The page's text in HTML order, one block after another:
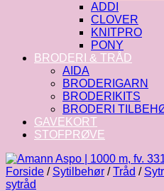
ADDI
CLOVER
KNITPRO
PONY
BRODERI & TRÅD
AIDA
BRODERIGARN
BRODERIKITS
BRODERI
GAVEKORT
STOFPRØVE
Forside / Sytilbehør / Tråd /
sytråd